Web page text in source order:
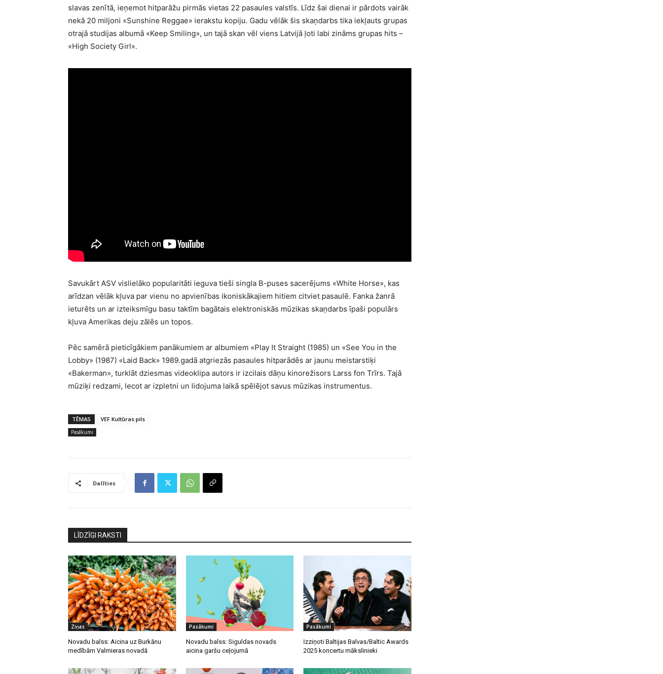
slavas zenītā, ieņemot hitparāžu pirmās vietas 22 pasaules valstīs. Līdz šai dienai ir pārdots vairāk
nekā 20 miljoni «Sunshine Reggae» ierakstu kopiju. Gadu vēlāk šis skaņdarbs tika iekļauts grupas
otrajā studijas albumā «Keep Smiling», un tajā skan vēl viens Latvijā ļoti labi zināms grupas hits –
«High Society Girl».
Savukārt ASV vislielāko popularitāti ieguva tieši singla B-puses sacerējums «White Horse», kas
arīdzan vēlāk kļuva par vienu no apvienības ikoniskākajiem hitiem citviet pasaulē. Fanka žanrā
ieturēts un ar izteiksmīgu basu taktīm bagātais elektroniskās mūzikas skaņdarbs īpaši populārs
kļuva Amerikas deju zālēs un topos.
Pēc samērā pieticīgākiem panākumiem ar albumiem «Play It Straight (1985) un «See You in the
Lobby» (1987) «Laid Back» 1989.gadā atgriezās pasaules hitparādēs ar jaunu meistarstiķi
«Bakerman», turklāt dziesmas videoklipa autors ir izcilais dāņu kinorežisors Larss fon Trīrs. Tajā
mūziķi redzami, lecot ar izpletni un lidojuma laikā spēlējot savus mūzikas instrumentus.
TĒMAS VEF Kultūras pils
Pasākumi
Dalīties
LĪDZĪGI RAKSTI
Ziņas
Novadu balss: Aicina uz Burkānu
medībām Valmieras novadā
Pasākumi
Novadu balss: Siguldas novads
aicina garšu ceļojumā
Pasākumi
Izziņoti Baltijas Balvas/Baltic Awards
2025 koncertu mākslinieki